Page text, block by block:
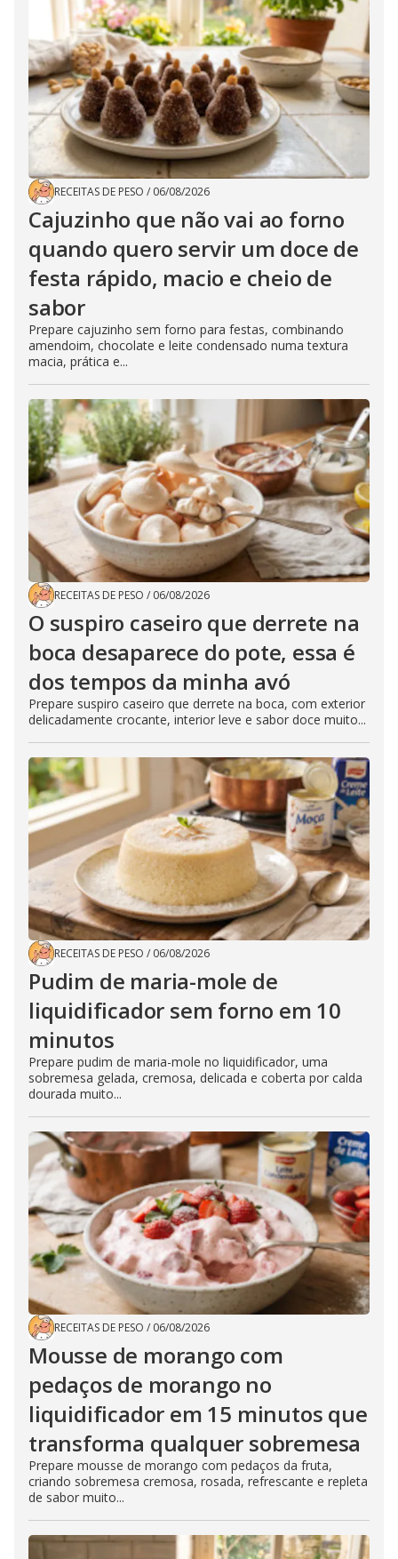
RECEITAS DE PESO / 06/08/2026
Cajuzinho que não vai ao forno
quando quero servir um doce de
festa rápido, macio e cheio de
sabor
Prepare cajuzinho sem forno para festas, combinando
amendoim, chocolate e leite condensado numa textura
macia, prática e...
RECEITAS DE PESO / 06/08/2026
O suspiro caseiro que derrete na
boca desaparece do pote, essa é
dos tempos da minha avó
Prepare suspiro caseiro que derrete na boca, com exterior
delicadamente crocante, interior leve e sabor doce muito...
RECEITAS DE PESO / 06/08/2026
Pudim de maria-mole de
liquidificador sem forno em 10
minutos
Prepare pudim de maria-mole no liquidificador, uma
sobremesa gelada, cremosa, delicada e coberta por calda
dourada muito...
RECEITAS DE PESO / 06/08/2026
Mousse de morango com
pedaços de morango no
liquidificador em 15 minutos que
transforma qualquer sobremesa
Prepare mousse de morango com pedaços da fruta,
criando sobremesa cremosa, rosada, refrescante e repleta
de sabor muito...